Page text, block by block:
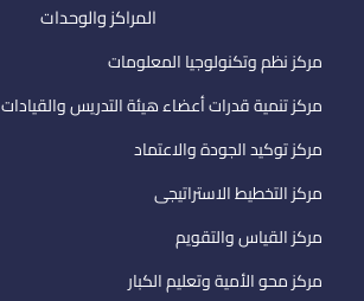
المراكز والوحدات
مركز نظم وتكنولوجيا المعلومات
مركز تنمية قدرات أعضاء هيئة التدريس والقيادات
مركز توكيد الجودة والاعتماد
مركز التخطيط الاستراتيجى
مركز القياس والتقويم
مركز محو الأمية وتعليم الكبار